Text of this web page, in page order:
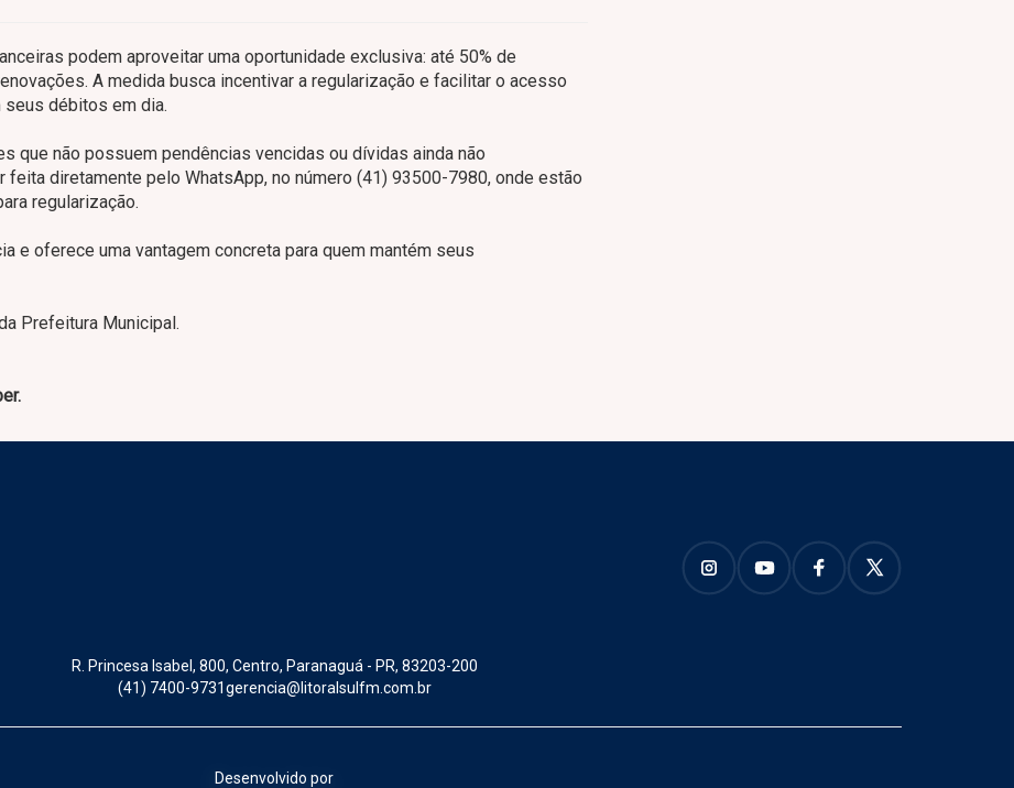
podem aproveitar uma oportunidade exclusiva: até 50% de
A medida busca incentivar a regularização e facilitar o acesso
débitos em dia.
que não possuem pendências vencidas ou dívidas ainda não
diretamente pelo WhatsApp, no número (41) 93500-7980, onde estão
regularização.
e oferece uma vantagem concreta para quem mantém seus
Prefeitura Municipal.
R. Princesa Isabel, 800, Centro, Paranaguá - PR, 83203-200
(41) 7400-9731gerencia@litoralsulfm.com.br
Desenvolvido por